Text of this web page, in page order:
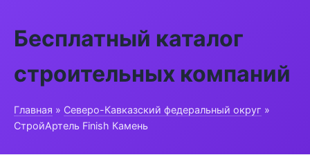
Бесплатный каталог
строительных компаний
Главная » Северо-Кавказский федеральный округ »
СтройАртель Finish Камень